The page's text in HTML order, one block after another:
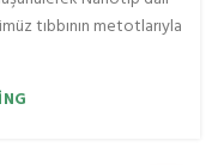
tıbbının metotlarıyla